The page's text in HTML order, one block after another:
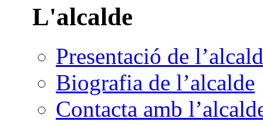
L'alcalde
Presentació de
Biografia de l’alcalde
Contacta amb